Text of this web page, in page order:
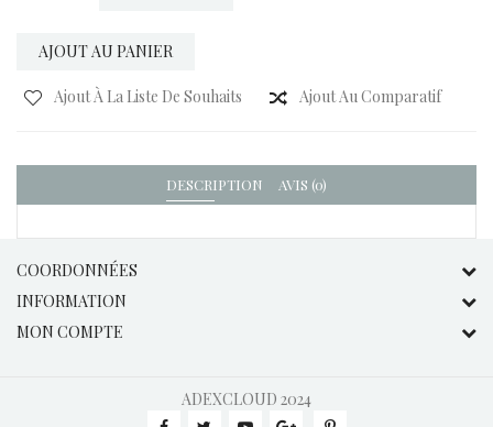
AJOUT AU PANIER
Ajout À La Liste De Souhaits Ajout Au Comparatif
DESCRIPTION AVIS (0)
COORDONNÉES
INFORMATION
MON COMPTE
ADEXCLOUD 2024